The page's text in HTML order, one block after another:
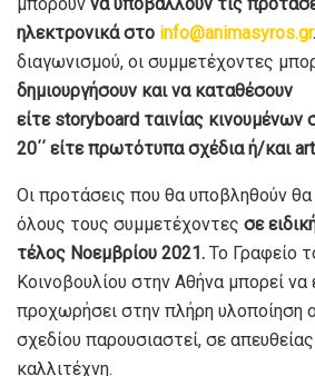
μπορούν να υποβάλλουν τις
ηλεκτρονικά στο info@animasyros.gr.
διαγωνισμού, οι συμμετέχοντες
δημιουργήσουν και να καταθέσουν
είτε storyboard ταινίας κινουμένων
20΄΄ είτε πρωτότυπα σχέδια ή/και
Οι προτάσεις που θα υποβληθούν
όλους τους συμμετέχοντες σε
τέλος Νοεμβρίου 2021. Το Γραφείο
Κοινοβουλίου στην Αθήνα μπορεί να
προχωρήσει στην πλήρη υλοποίηση
σχεδίου παρουσιαστεί, σε
καλλιτέχνη.